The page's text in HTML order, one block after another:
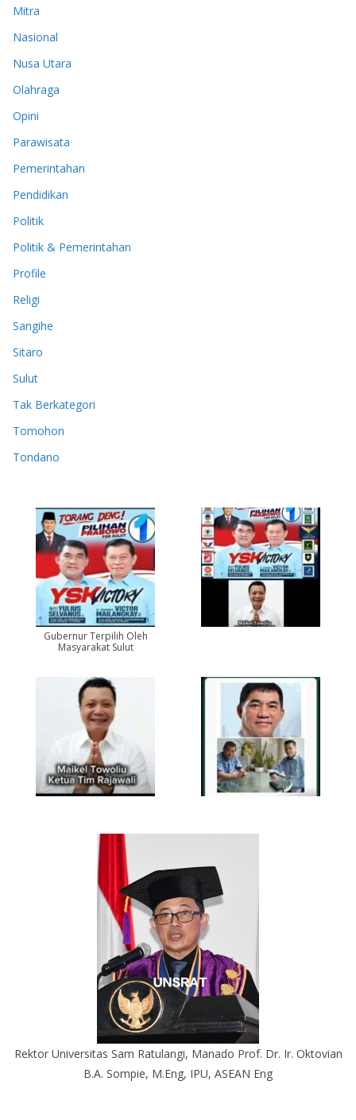
Mitra
Nasional
Nusa Utara
Olahraga
Opini
Parawisata
Pemerintahan
Pendidikan
Politik
Politik & Pemerintahan
Profile
Religi
Sangihe
Sitaro
Sulut
Tak Berkategori
Tomohon
Tondano
Gubernur Terpilih Oleh
Masyarakat Sulut
Rektor Universitas Sam Ratulangi, Manado Prof. Dr. Ir. Oktovian
B.A. Sompie, M.Eng, IPU, ASEAN Eng